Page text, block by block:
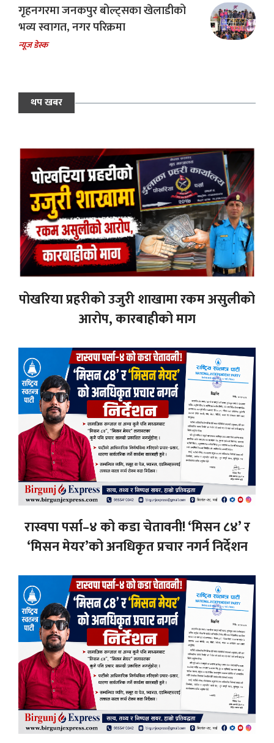
गृहनगरमा जनकपुर बोल्ट्सका खेलाडीको
भव्य स्वागत, नगर परिक्रमा
न्यूज डेस्क
थप खबर
पोखरिया प्रहरीको उजुरी शाखामा रकम असुलीको
आरोप, कारबाहीको माग
रास्वपा पर्सा–४ को कडा चेतावनी! ‘मिसन ८४’ र
‘मिसन मेयर’को अनधिकृत प्रचार नगर्न निर्देशन